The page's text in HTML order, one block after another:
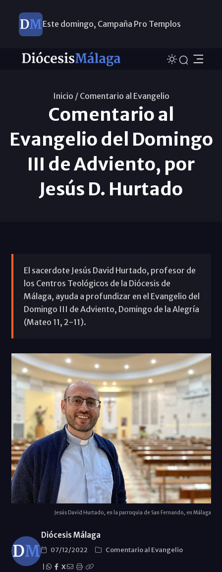
Este domingo, Campaña Pro Templos
Inicio / Comentario al Evangelio
Comentario al
Evangelio del Domingo
III de Adviento, por
Jesús D. Hurtado
El sacerdote Jesús David Hurtado, profesor de
los Centros Teológicos de la Diócesis de
Málaga, ayuda a profundizar en el Evangelio del
Domingo III de Adviento, Domingo de la Alegría
(Mateo 11, 2-11).
Jesús David Hurtado, en la parroquia de San Fernando, en Málaga
Diócesis Málaga
07/12/2022
Comentario al Evangelio
X